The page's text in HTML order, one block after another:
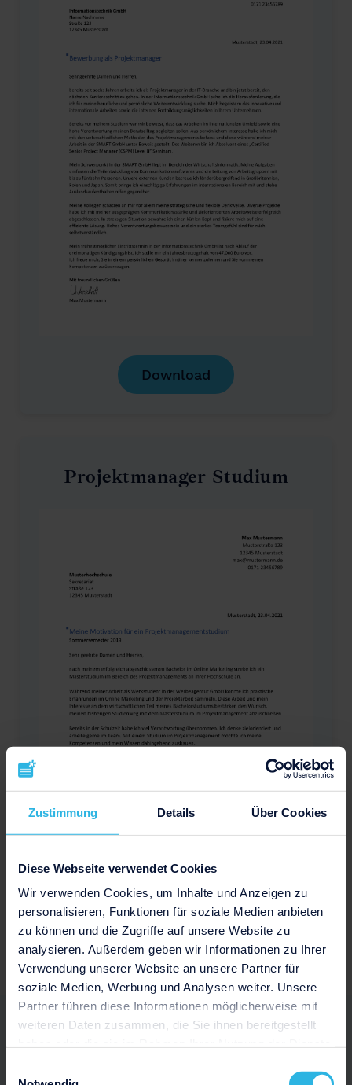
Zustimmung Details Über Cookies
Diese Webseite verwendet Cookies
Wir verwenden Cookies, um Inhalte und Anzeigen zu
personalisieren, Funktionen für soziale Medien anbieten
zu können und die Zugriffe auf unsere Website zu
analysieren. Außerdem geben wir Informationen zu Ihrer
Verwendung unserer Website an unsere Partner für
soziale Medien, Werbung und Analysen weiter. Unsere
Partner führen diese Informationen möglicherweise mit
weiteren Daten zusammen, die Sie ihnen bereitgestellt
Download
Projektmanager Studium
Download
Professionelles Bewerbungsdesign